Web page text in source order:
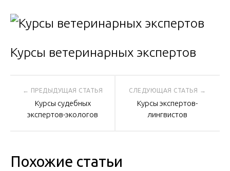
Курсы ветеринарных экспертов
Навигация
по
Курсы судебных
экспертов-экологов
Курсы экспертов-
лингвистов
Похожие статьи